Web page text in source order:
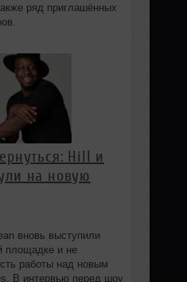
ряд приглашённых
Hill и
на новую
вновь выступили
площадке и не
работы над новым
В интервью перед шоу